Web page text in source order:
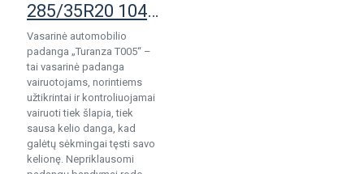
285/35R20 104Y Bridgestone Turanza T005
Vasarinė automobilio
padanga „Turanza T005“ –
tai vasarinė padanga
vairuotojams, norintiems
užtikrintai ir kontroliuojamai
vairuoti tiek šlapia, tiek
sausa kelio danga, kad
galėtų sėkmingai tęsti savo
kelionę. Nepriklausomi